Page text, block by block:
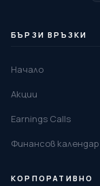
БЪРЗИ ВРЪЗКИ
Начало
Акции
Earnings Calls
Финансов календар
КОРПОРАТИВНО